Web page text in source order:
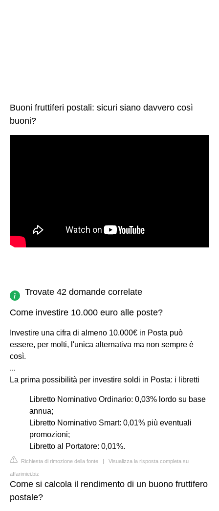
Buoni fruttiferi postali: sicuri siano davvero così
buoni?
Trovate 42 domande correlate
Come investire 10.000 euro alle poste?
Investire una cifra di almeno 10.000€ in Posta può
essere, per molti, l'unica alternativa ma non sempre è
così.
...
La prima possibilità per investire soldi in Posta: i libretti
Libretto Nominativo Ordinario: 0,03% lordo su base
annua;
Libretto Nominativo Smart: 0,01% più eventuali
promozioni;
Libretto al Portatore: 0,01%.
Richiesta di rimozione della fonte | Visualizza la risposta completa su
affarimiei.biz
Come si calcola il rendimento di un buono fruttifero
postale?